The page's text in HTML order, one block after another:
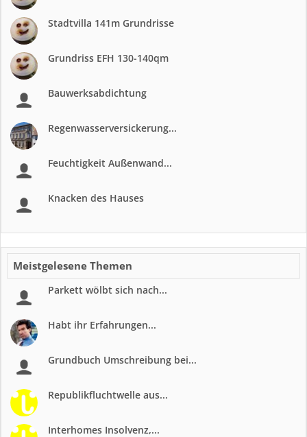
Stadtvilla 141m Grundrisse
Grundriss EFH 130-140qm
Bauwerksabdichtung
Regenwasserversickerung...
Feuchtigkeit Außenwand...
Knacken des Hauses
Meistgelesene Themen
Parkett wölbt sich nach...
Habt ihr Erfahrungen...
Grundbuch Umschreibung bei...
Republikfluchtwelle aus...
Interhomes Insolvenz,...